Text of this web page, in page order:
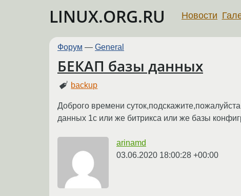
LINUX.ORG.RU Новости
Форум — General
БЕКАП базы данных
backup
Доброго времени
данных 1с или же битрикса или же базы
arinamd
03.06.2020 18:00:28 +00:00